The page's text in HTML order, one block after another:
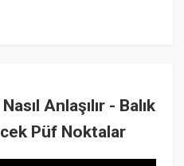
Anlaşılır - Balık
Püf Noktalar